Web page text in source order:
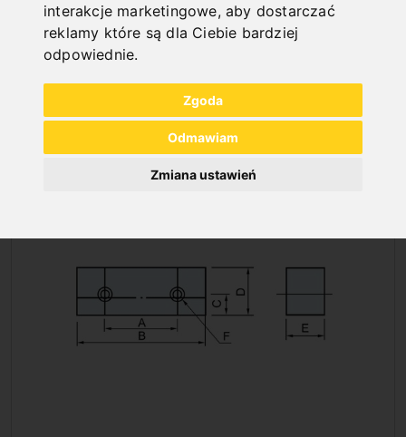
interakcje marketingowe,aby dostarczać
reklamy które są dla Ciebie bardziej
odpowiednie.
Zgoda
Odmawiam
Zmiana ustawień
STOŁY KRZYŻOWE